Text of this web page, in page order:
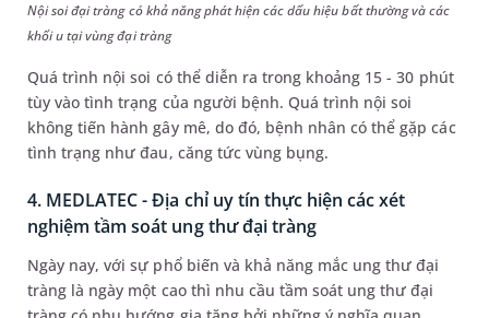
Nội soi đại tràng có khả năng phát hiện các dấu hiệu bất thường và các
khối u tại vùng đại tràng
Quá trình nội soi có thể diễn ra trong khoảng 15 - 30 phút
tùy vào tình trạng của người bệnh. Quá trình nội soi
không tiến hành gây mê, do đó, bệnh nhân có thể gặp các
tình trạng như đau, căng tức vùng bụng.
4. MEDLATEC - Địa chỉ uy tín thực hiện các xét
nghiệm tầm soát ung thư đại tràng
Ngày nay, với sự phổ biến và khả năng mắc ung thư đại
tràng là ngày một cao thì nhu cầu tầm soát ung thư đại